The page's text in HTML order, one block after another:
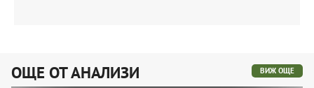
ОЩЕ ОТ АНАЛИЗИ ВИЖ ОЩЕ